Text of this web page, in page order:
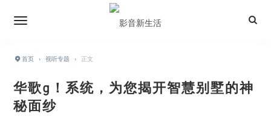
首页 › 视听专题 › 正文
华歌g！系统，为您揭开智慧别墅的神
秘面纱